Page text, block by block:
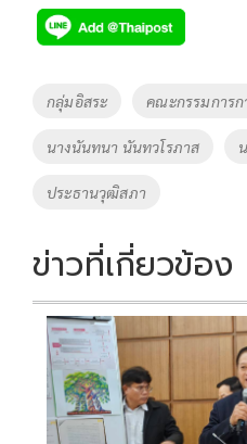
e
b
o
o
k
tt
er
p
y
Li
n
k
Tags
กลุ่มอิสระ คณะกรรมการก
นางนันทนา นันทวโรภาส
ประธานวุฒิสภา
ข่าวที่เกี่ยวข้อง